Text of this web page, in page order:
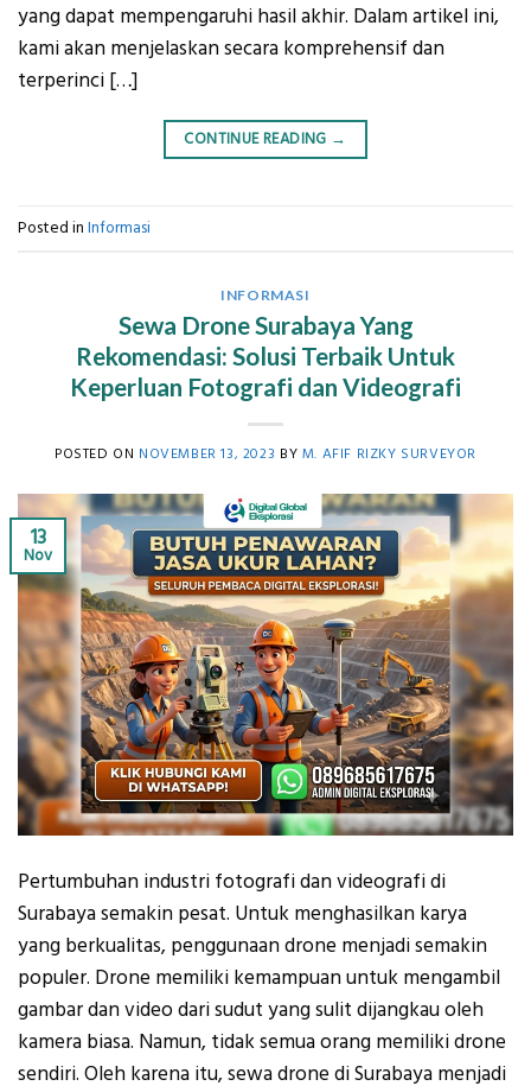
yang dapat mempengaruhi hasil akhir. Dalam artikel ini,
kami akan menjelaskan secara komprehensif dan
terperinci […]
CONTINUE READING →
Posted in Informasi
INFORMASI
Sewa Drone Surabaya Yang
Rekomendasi: Solusi Terbaik Untuk
Keperluan Fotografi dan Videografi
POSTED ON NOVEMBER 13, 2023 BY M. AFIF RIZKY SURVEYOR
13
Nov
Pertumbuhan industri fotografi dan videografi di
Surabaya semakin pesat. Untuk menghasilkan karya
yang berkualitas, penggunaan drone menjadi semakin
populer. Drone memiliki kemampuan untuk mengambil
gambar dan video dari sudut yang sulit dijangkau oleh
kamera biasa. Namun, tidak semua orang memiliki drone
sendiri. Oleh karena itu, sewa drone di Surabaya menjadi